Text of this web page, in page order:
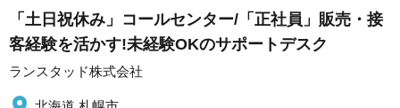
「土日祝休み」コールセンター/「正社員」販売・接
客経験を活かす!未経験OKのサポートデスク
ランスタッド株式会社